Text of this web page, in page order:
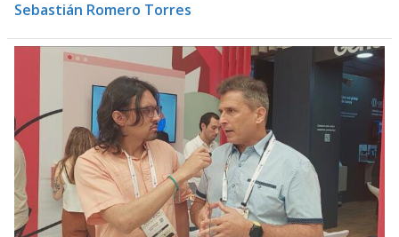
Sebastián Romero Torres